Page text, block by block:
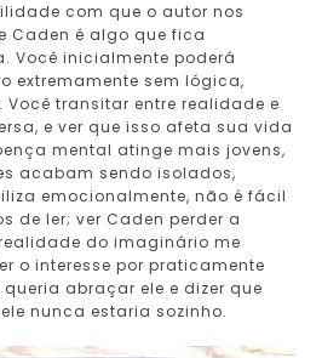
com que o autor nos
Caden é algo que fica
Você inicialmente poderá
extremamente sem lógica,
Você transitar entre realidade e
e ver que isso afeta sua vida
mental atinge mais jovens,
acabam sendo isolados,
emocionalmente, não é fácil
de ler; ver Caden perder a
do imaginário me
o interesse por praticamente
abraçar ele e dizer que
nunca estaria sozinho.